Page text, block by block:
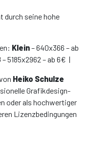
durch seine hohe
Klein– 640x366 – ab
– 5185x2962 – ab 6€ |
Heiko Schulze
Grafikdesign-
oder als hochwertiger
Lizenzbedingungen